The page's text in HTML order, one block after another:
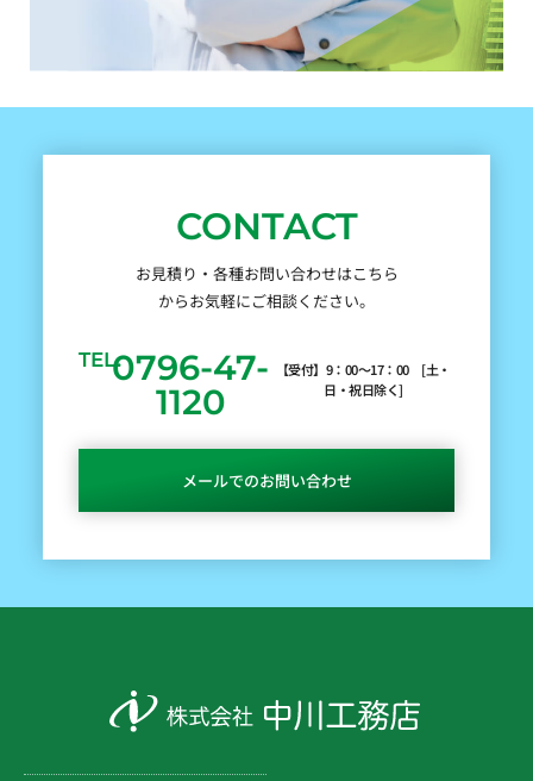
CONTACT
お見積り・各種お問い合わせはこちら
からお気軽にご相談ください。
TEL.0796-47-
1120
【受付】9：00～17：00 [土・
日・祝日除く]
メールでのお問い合わせ